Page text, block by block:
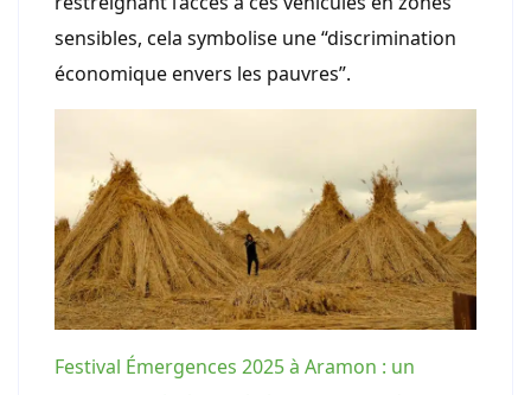
sensibles, cela symbolise une “discrimination
économique envers les pauvres”.
Festival Émergences 2025 à Aramon : un